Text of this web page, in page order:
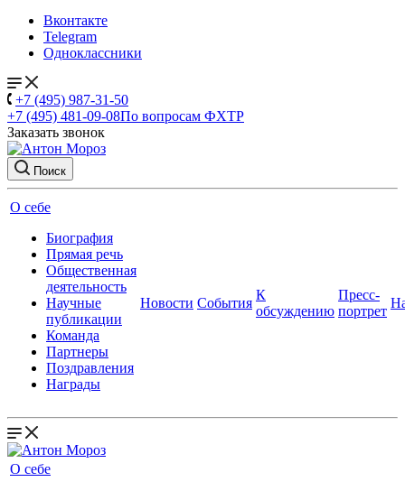
Вконтакте
Telegram
Одноклассники
+7 (495) 987-31-50
+7 (495) 481-09-08По вопросам ФХТР
Заказать звонок
Поиск
О себе
Биография
Прямая речь
Общественная
деятельность
Научные
публикации
Команда
Партнеры
Поздравления
Награды
Новости События
К
обсуждению
Пресс-
портрет
О себе